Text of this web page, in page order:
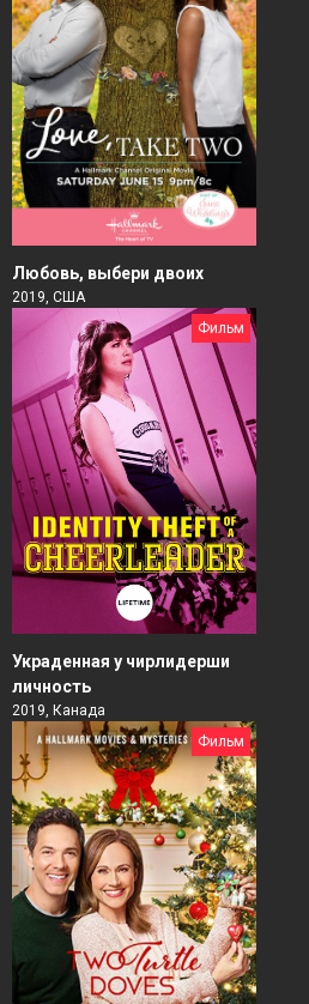
Любовь, выбери двоих
2019, США
Фильм
Украденная у чирлидерши
личность
2019, Канада
Фильм